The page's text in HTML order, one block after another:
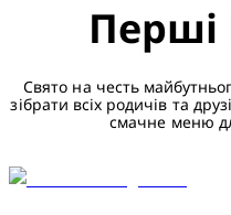
Перші
Свято на честь
зібрати всіх родичів та
смачне меню